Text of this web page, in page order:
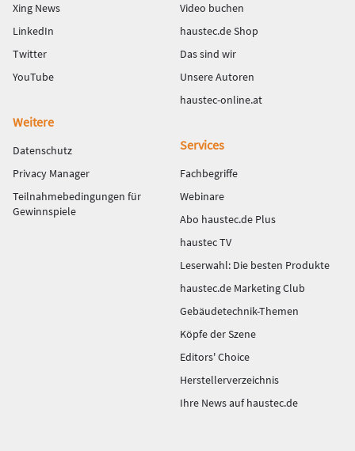
Xing News
LinkedIn
Twitter
YouTube
Video buchen
haustec.de Shop
Das sind wir
Unsere Autoren
haustec-online.at
Weitere
Datenschutz
Privacy Manager
Teilnahmebedingungen für
Gewinnspiele
Services
Fachbegriffe
Webinare
Abo haustec.de Plus
haustec TV
Leserwahl: Die besten Produkte
haustec.de Marketing Club
Gebäudetechnik-Themen
Köpfe der Szene
Editors' Choice
Herstellerverzeichnis
Ihre News auf haustec.de